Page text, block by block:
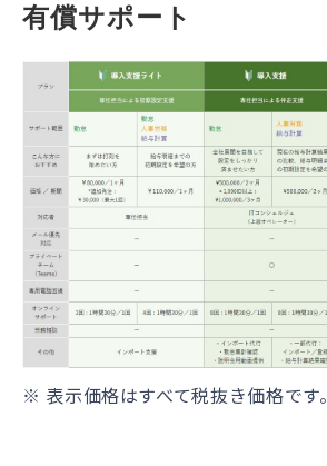
有償サポート
※ 表示価格はすべて税抜き価格です。